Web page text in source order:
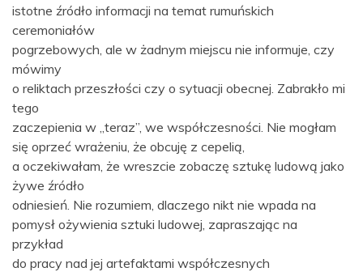
istotne źródło informacji na temat rumuńskich
ceremoniałów
pogrzebowych, ale w żadnym miejscu nie informuje, czy
mówimy
o reliktach przeszłości czy o sytuacji obecnej. Zabrakło mi
tego
zaczepienia w „teraz”, we współczesności. Nie mogłam
się oprzeć wrażeniu, że obcuję z cepelią,
a oczekiwałam, że wreszcie zobaczę sztukę ludową jako
żywe źródło
odniesień. Nie rozumiem, dlaczego nikt nie wpada na
pomysł ożywienia sztuki ludowej, zapraszając na
przykład
do pracy nad jej artefaktami współczesnych